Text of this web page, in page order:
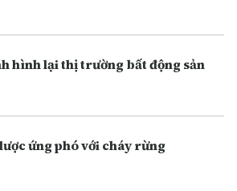
hình lại thị trường bất động sản
ứng phó với cháy rừng